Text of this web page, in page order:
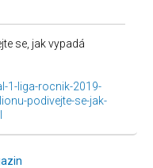
se, jak vypadá
1-liga-rocnik-2019-
podivejte-se-jak-